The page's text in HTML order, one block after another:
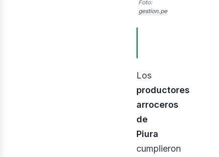
Foto:
gestion.pe
Los
productores
arroceros
de
Piura
cumplieron